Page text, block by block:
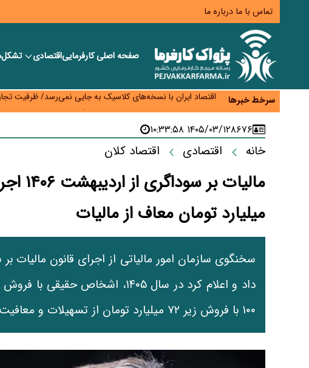
تماس با ما درباره ما
صفحه اصلیکارفرماییاقتصادی
سرخط خبرها
اختیار تمدید مهلت ثبت آماری به سازمان‌های مناطق آزاد و ویژه
اقتصاد ایران با نسخه‌های کلاسیک به جایی نمی‌رسد/ ظرفیت تجارت ۳۰۰ میلیارد دلاری با همسایگان
درمان بیش از ۳۰ درصد حقوق بازنشستگان را می‌بلعد؛ هزینه دارو و تجهیزات ۵ برابر شد،حقوق فقط ۱.۲ برابر افزایش یافت
افزایش کالابرگ در دستور کار دولت/ تصمیم‌گیری درباره قیمت و
۸۶۷۶۱۴۰۵/۰۳/۱۲ ۱۰:۳۳:۵۸
خانه اقتصادی اقتصاد کلان
میلیارد تومان معاف از مالیات
۱۰۰ با فروش زیر ۷۲ میلیارد تومان از تسهیلات و معافیت‌های مالیاتی برخوردار می‌شوند.